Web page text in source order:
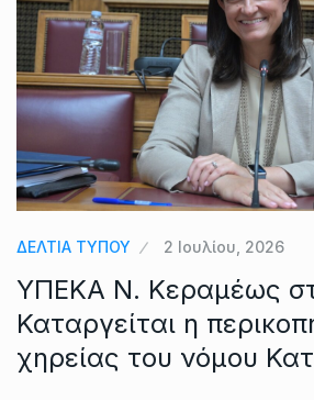
ΔΕΛΤΙΑ ΤΥΠΟΥ 2 Ιουλίου, 2026
ΥΠΕΚΑ Ν. Κεραμέως
Καταργείται η
χηρείας του νόμου